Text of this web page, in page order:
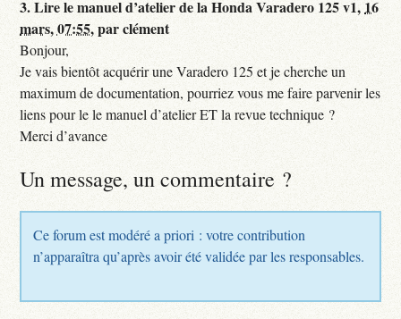
3.Lire le manuel d’atelier de la Honda Varadero 125 v1, 16
mars, 07:55,parclément
Bonjour,
Je vais bientôt acquérir une Varadero 125 et je cherche un
maximum de documentation, pourriez vous me faire parvenir les
liens pour le le manuel d’atelier ET la revue technique ?
Merci d’avance
Un message, un commentaire ?
Ce forum est modéré a priori : votre contribution
n’apparaîtra qu’après avoir été validée par les responsables.